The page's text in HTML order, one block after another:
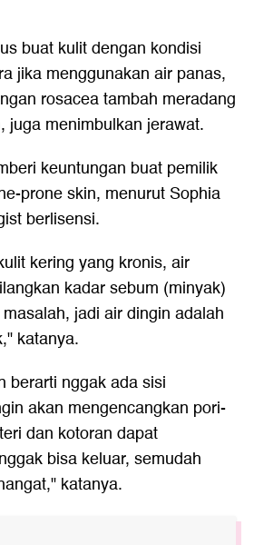
buat kulit dengan kondisi
jika menggunakan air panas,
rosacea tambah meradang
juga menimbulkan jerawat.
keuntungan buat pemilik
prone skin, menurut Sophia
berlisensi.
kering yang kronis, air
kadar sebum (minyak)
jadi air dingin adalah
katanya.
berarti nggak ada sisi
akan mengencangkan pori-
dan kotoran dapat
bisa keluar, semudah
katanya.